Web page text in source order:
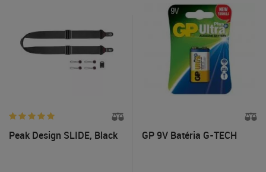
Peak Design SLIDE, Black GP 9V Batéria G-TECH